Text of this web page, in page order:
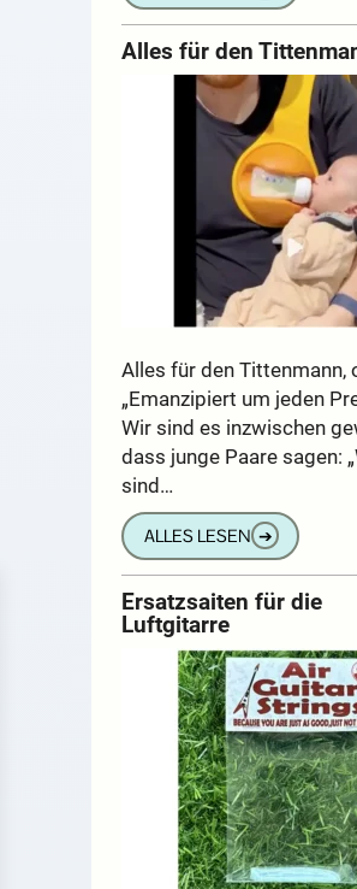
Alles für den
Alles für den Tittenmann,
„Emanzipiert um jeden
Wir sind es inzwischen
dass junge Paare sagen:
sind…
ALLES LESEN ➔
Ersatzsaiten für die
Luftgitarre